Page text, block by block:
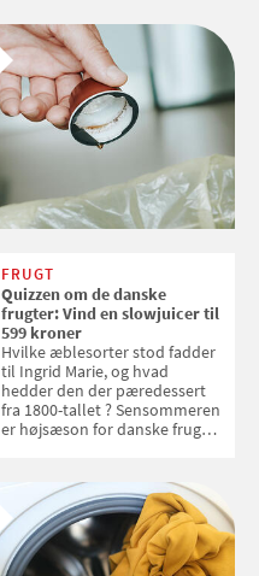
FRUGT
Quizzen om de danske
frugter: Vind en slowjuicer til
599 kroner
Hvilke æblesorter stod fadder
til Ingrid Marie, og hvad
hedder den der pæredessert
fra 1800-tallet ? Sensommeren
er højsæson for danske fruger,
favoritter. Det fejrer Samvirke
med en quiz om alt det danske
frugt, vi elsker. Konkurrencen
slutter fredag d. 18. september
2026